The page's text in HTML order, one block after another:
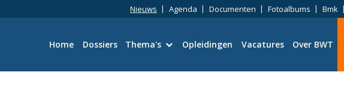
Nieuws Agenda Documenten Fotoalbums Bmk
Home Dossiers Thema's Opleidingen Vacatures Over BWT